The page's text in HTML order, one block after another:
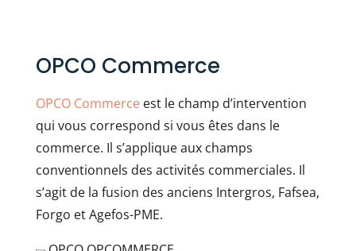
OPCO Commerce
OPCO Commerceest le champ d’intervention
qui vous correspond si vous êtes dans le
commerce. Il s’applique aux champs
conventionnels des activités commerciales. Il
s’agit de la fusion des anciens Intergros, Fafsea,
Forgo et Agefos-PME.